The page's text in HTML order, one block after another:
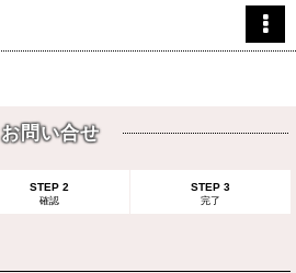
お問い合せ
STEP 2
確認
STEP 3
完了